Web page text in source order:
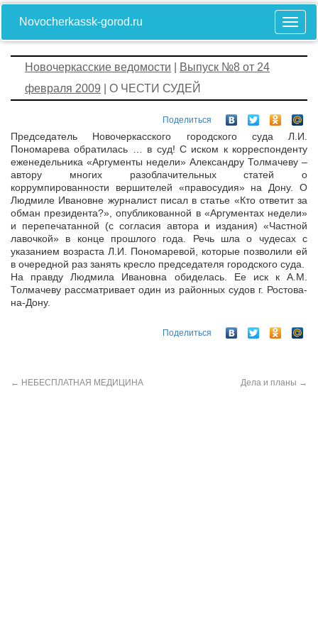
Novocherkassk-gorod.ru
Новочеркасские ведомости
Выпуск №8 от 24
февраля 2009 | О ЧЕСТИ СУДЕЙ
Поделиться
Председатель Новочеркасского городского суда Л.И.
Пономарева обратилась … в суд! С иском к корреспонденту
еженедельника «Аргументы недели» Александру Толмачеву –
автору многих разоблачительных статей о
коррумпированности вершителей «правосудия» на Дону. О
Людмиле Ивановне журналист писал в статье «Кто ответит за
обман президента?», опубликованной в «Аргументах недели»
и перепечатанной (с согласия автора и издания) «Частной
лавочкой» в конце прошлого года. Речь шла о чудесах с
указанием возраста Л.И. Пономаревой, которые позволили ей
в очередной раз занять кресло председателя городского суда.
На правду Людмила Ивановна обиделась. Ее иск к А.М.
Толмачеву рассматривает один из районных судов г. Ростова-
на-Дону.
Поделиться
← НЕБЕСПЛАТНАЯ МЕДИЦИНА Дела и планы →